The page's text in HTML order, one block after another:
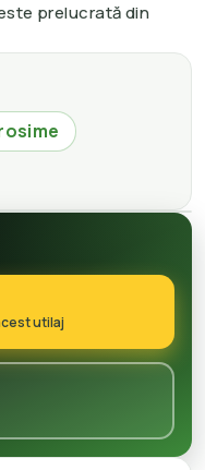
prelucrată din
utilaj